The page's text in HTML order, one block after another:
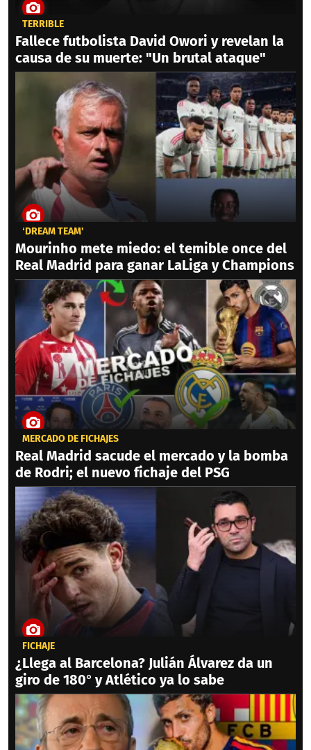
TERRIBLE
Fallece futbolista David Owori y revelan la
causa de su muerte: "Un brutal ataque"
‘DREAM TEAM'
Mourinho mete miedo: el temible once del
Real Madrid para ganar LaLiga y Champions
MERCADO DE FICHAJES
Real Madrid sacude el mercado y la bomba
de Rodri; el nuevo fichaje del PSG
FICHAJE
¿Llega al Barcelona? Julián Álvarez da un
giro de 180° y Atlético ya lo sabe